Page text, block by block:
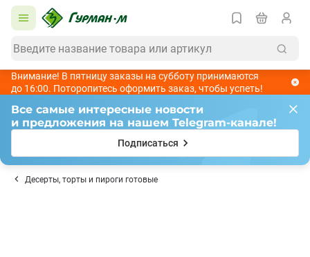
Внимание! В пятницу заказы на субботу принимаются
до 16:00. Поторопитесь оформить заказ, чтобы успеть!
Все самые интересные новости
и предложения на нашем Telegram-канале!
Подписаться
Десерты, торты и пироги готовые